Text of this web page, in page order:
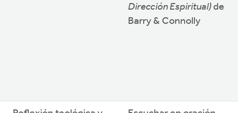
Dirección Espiritual) de
Barry & Connolly